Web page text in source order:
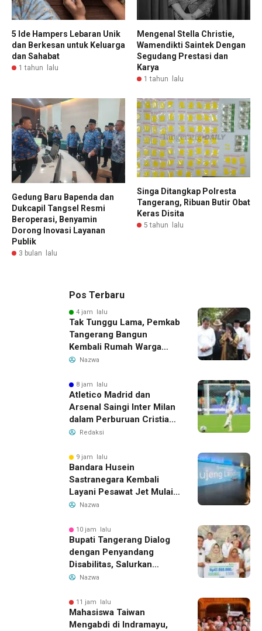
5 Ide Hampers Lebaran Unik
dan Berkesan untuk Keluarga
dan Sahabat
1 tahun lalu
Mengenal Stella Christie,
Wamendikti Saintek Dengan
Segudang Prestasi dan
Karya
1 tahun lalu
Gedung Baru Bapenda dan
Dukcapil Tangsel Resmi
Beroperasi, Benyamin
Dorong Inovasi Layanan
Publik
3 bulan lalu
Singa Ditangkap Polresta
Tangerang, Ribuan Butir Obat
Keras Disita
5 tahun lalu
Pos Terbaru
4 jam lalu
Tak Tunggu Lama, Pemkab
Tangerang Bangun
Kembali Rumah Warga
yang Roboh Akibat Puting
Nazwa
8 jam lalu
Atletico Madrid dan
Arsenal Saingi Inter Milan
dalam Perburuan Cristian
Romero, Transfer Bek
Redaksi
9 jam lalu
Bandara Husein
Sastranegara Kembali
Layani Pesawat Jet Mulai
14 Agustus 2026, Garuda
Bandung-Denpasar
Nazwa
10 jam lalu
Bupati Tangerang Dialog
dengan Penyandang
Disabilitas, Salurkan
Bantuan dan Tampung
Nazwa
11 jam lalu
Mahasiswa Taiwan
Mengabdi di Indramayu,